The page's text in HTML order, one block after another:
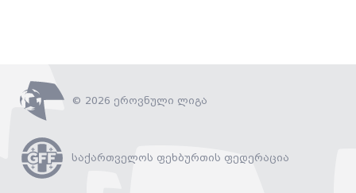
© 2026 ეროვნული ლიგა
საქართველოს ფეხბურთის ფედერაცია